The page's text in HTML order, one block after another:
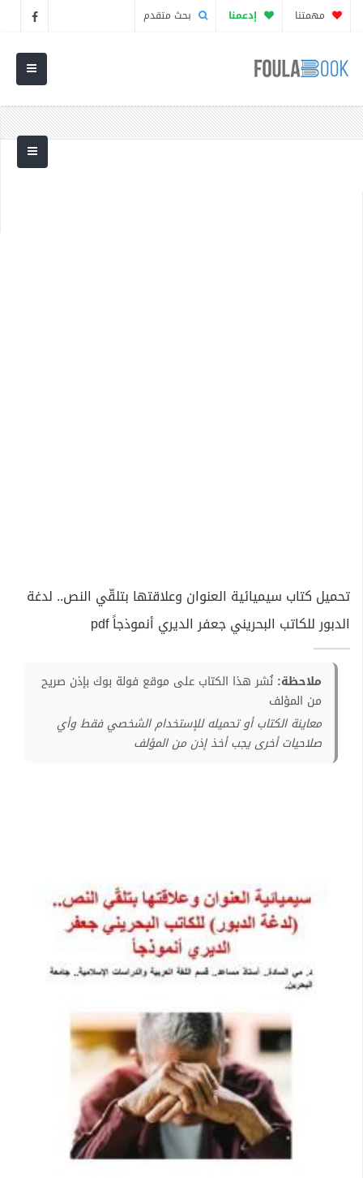
مهمتنا إدعمنا بحث متقدم
تحميل كتاب سيميائية العنوان وعلاقتها بتلقّي النص.. لدغة
الدبور للكاتب البحريني جعفر الديري أنموذجاً pdf
ملاحظة: نُشر هذا الكتاب على موقع فولة بوك بإذن صريح
من المؤلف
معاينة الكتاب أو تحميله للإستخدام الشخصي فقط وأي
صلاحيات أخرى يجب أخذ إذن من المؤلف